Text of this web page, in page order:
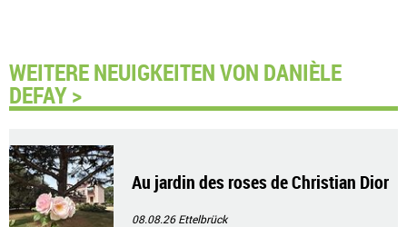
WEITERE NEUIGKEITEN VON DANIÈLE
DEFAY >
Au jardin des roses de Christian Dior
08.08.26Ettelbrück